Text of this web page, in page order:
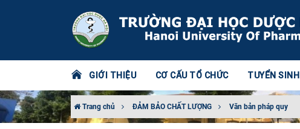
GIỚI THIỆU CƠ CẤU TỔ CHỨC TUYỂN SINH
Trang chủ ĐẢM BẢO CHẤT LƯỢNG Văn bản pháp quy